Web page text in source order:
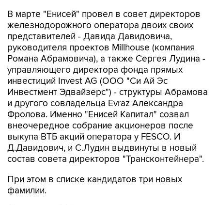
В марте "Енисей" провел в совет директоров
железнодорожного оператора двоих своих
представителей - Давида Давидовича,
руководителя проектов Millhouse (компания
Романа Абрамовича), а также Сергея Лудина -
управляющего директора фонда прямых
инвестиций Invest AG (ООО "Си Ай Эс
Инвестмент Эдвайзерс") - структуры Абрамова
и другого совладельца Evraz Александра
Фролова. Именно "Енисей Капитал" созвал
внеочередное собрание акционеров после
выкупа ВТБ акций оператора у FESCO. И
Д.Давидович, и С.Лудин выдвинуты в новый
состав совета директоров "Трансконтейнера".
При этом в списке кандидатов три новых
фамилии.